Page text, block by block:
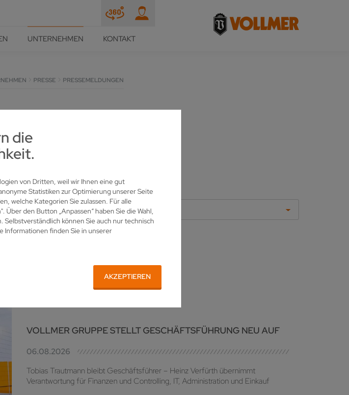
die
von Dritten, weil wir Ihnen eine gut
Statistiken zur Optimierung unserer Seite
welche Kategorien Sie zulassen. Für alle
den Button „Anpassen“ haben Sie die Wahl,
können Sie auch nur technisch
Informationen finden Sie in unserer
AKZEPTIEREN
UNTERNEHMEN KONTAKT
PRESSE PRESSEMELDUNGEN
Alle
Erscheinungsjahr
VOLLMER GRUPPE STELLT GESCHÄFTSFÜHRUNG NEU AUF
06.08.2026
Tobias Trautmann bleibt Geschäftsführer – Heinz Verfürth übernimmt
Verantwortung für Finanzen und Controlling, IT, Administration und Einkauf